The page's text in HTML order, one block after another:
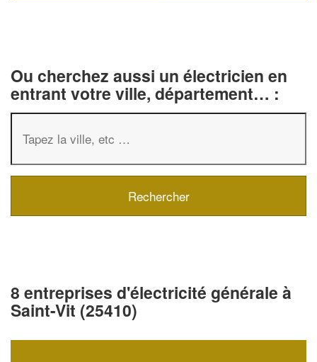
Ou cherchez aussi un électricien en
entrant votre ville, département… :
8 entreprises d'électricité générale à
Saint-Vit (25410)